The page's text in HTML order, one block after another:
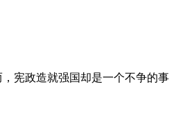
宪政造就强国却是一个不争的事